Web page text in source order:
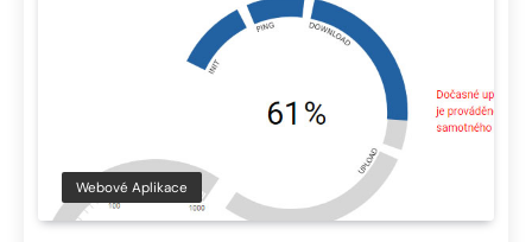
Webové Aplikace